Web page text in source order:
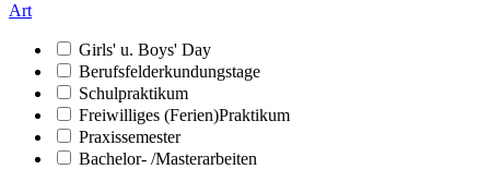
Art
Girls' u. Boys' Day
Berufsfelderkundungstage
Schulpraktikum
Freiwilliges (Ferien)Praktikum
Praxissemester
Bachelor- /Masterarbeiten